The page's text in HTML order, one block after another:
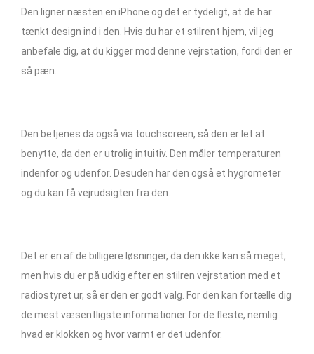
Den ligner næsten en iPhone og det er tydeligt, at de har
tænkt design ind i den. Hvis du har et stilrent hjem, vil jeg
anbefale dig, at du kigger mod denne vejrstation, fordi den er
så pæn.
Den betjenes da også via touchscreen, så den er let at
benytte, da den er utrolig intuitiv. Den måler temperaturen
indenfor og udenfor. Desuden har den også et hygrometer
og du kan få vejrudsigten fra den.
Det er en af de billigere løsninger, da den ikke kan så meget,
men hvis du er på udkig efter en stilren vejrstation med et
radiostyret ur, så er den er godt valg. For den kan fortælle dig
de mest væsentligste informationer for de fleste, nemlig
hvad er klokken og hvor varmt er det udenfor.